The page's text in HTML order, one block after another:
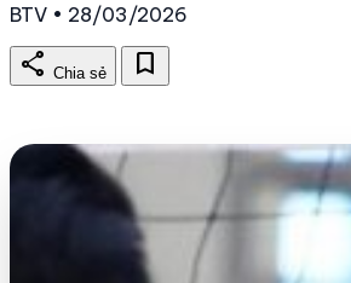
BTV • 28/03/2026
share Chia sẻ bookmark